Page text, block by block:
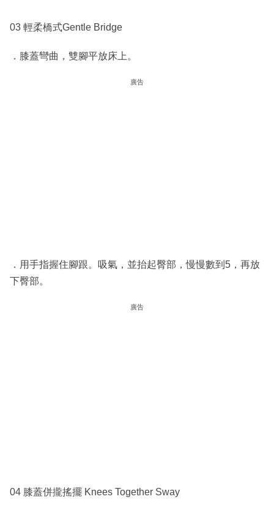
03 輕柔橋式Gentle Bridge
．膝蓋彎曲，雙腳平放床上。
廣告
．用手指握住腳跟。吸氣，並抬起臀部，慢慢數到5，再放
下臀部。
廣告
04 膝蓋併攏搖擺 Knees Together Sway